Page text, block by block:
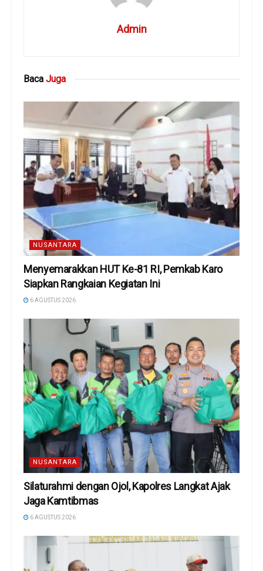
Admin
Baca Juga
NUSANTARA
Menyemarakkan HUT Ke-81 RI, Pemkab Karo
Siapkan Rangkaian Kegiatan Ini
6 AGUSTUS 2026
NUSANTARA
Silaturahmi dengan Ojol, Kapolres Langkat Ajak
Jaga Kamtibmas
6 AGUSTUS 2026